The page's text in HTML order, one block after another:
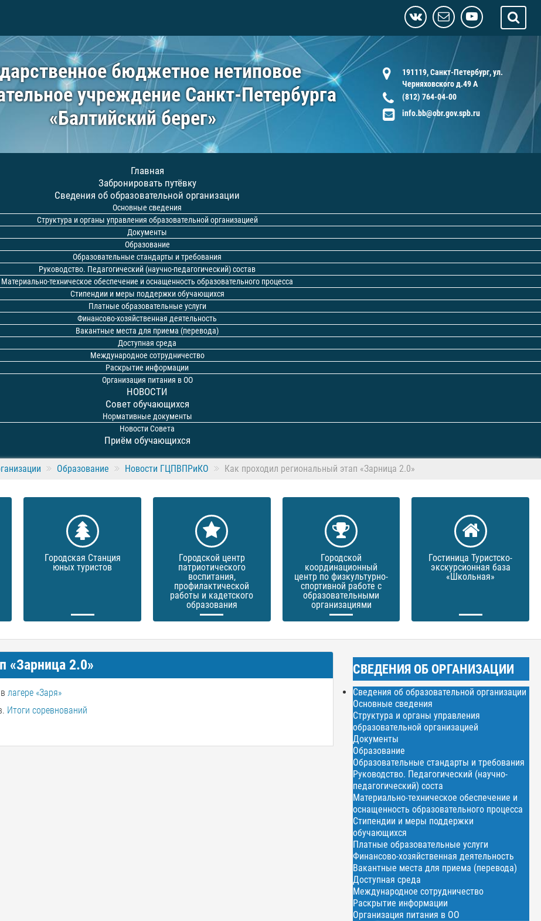
бюджетное нетиповое
учреждение Санкт-Петербурга
«Балтийский берег»
191119, Санкт-Петербург, ул.
Черняховского д.49 А
(812) 764-04-00
info.bb@obr.gov.spb.ru
Главная
Забронировать путёвку
Сведения об образовательной организации
Основные сведения
Структура и органы управления образовательной организацией
Документы
Образование
Образовательные стандарты и требования
Руководство. Педагогический (научно-педагогический) состав
Материально-техническое обеспечение и оснащенность образовательного процесса
Стипендии и меры поддержки обучающихся
Платные образовательные услуги
Финансово-хозяйственная деятельность
Вакантные места для приема (перевода)
Доступная среда
Международное сотрудничество
Раскрытие информации
Организация питания в ОО
НОВОСТИ
Совет обучающихся
Нормативные документы
Новости Совета
Приём обучающихся
Образование Новости ГЦПВПРиКО Как проходил региональный этап «Зарница 2.0»
Городская Станция
юных туристов
Городской центр
патриотического
воспитания,
профилактической
работы и кадетского
образования
Городской
координационный
центр по физкультурно-
спортивной работе с
образовательными
организациями
Гостиница Туристско-
экскурсионная база
«Школьная»
«Зарница 2.0»
лагере «Заря»
Итоги соревнований
СВЕДЕНИЯ ОБ ОРГАНИЗАЦИИ
Сведения об образовательной организации
Основные сведения
Структура и органы управления
образовательной организацией
Документы
Образование
Образовательные стандарты и требования
Руководство. Педагогический (научно-
педагогический) соста
Материально-техническое обеспечение и
оснащенность образовательного процесса
Стипендии и меры поддержки
обучающихся
Платные образовательные услуги
Финансово-хозяйственная деятельность
Вакантные места для приема (перевода)
Доступная среда
Международное сотрудничество
Раскрытие информации
Организация питания в ОО